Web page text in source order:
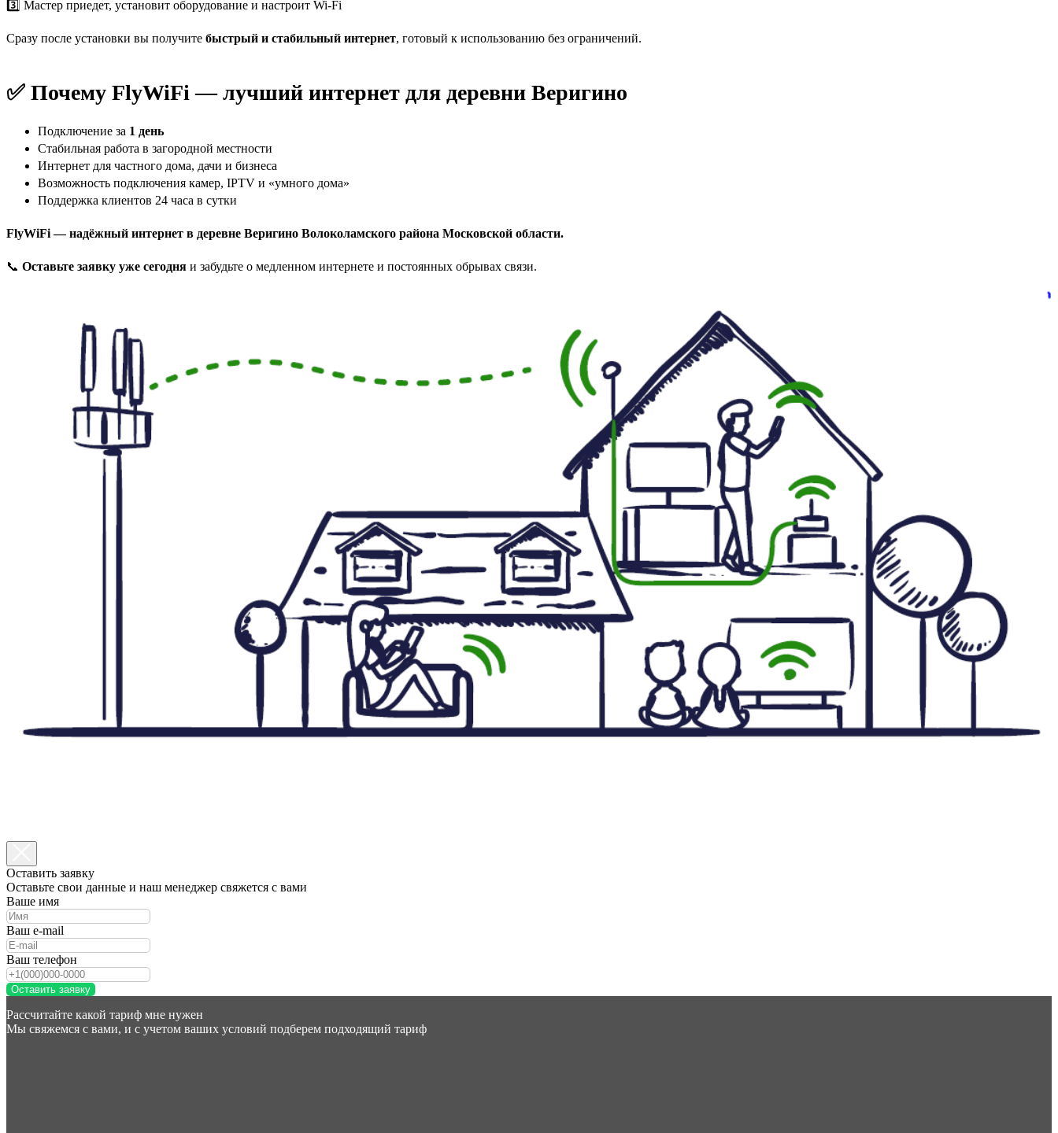
3️⃣ Мастер приедет, установит оборудование и настроит Wi-Fi
Сразу после установки вы получите быстрый и стабильный интернет, готовый к использованию без ограничений.
✅ Почему FlyWiFi — лучший интернет для деревни Веригино
Подключение за 1 день
Стабильная работа в загородной местности
Интернет для частного дома, дачи и бизнеса
Возможность подключения камер, IPTV и «умного дома»
Поддержка клиентов 24 часа в сутки
FlyWiFi — надёжный интернет в деревне Веригино Волоколамского района Московской области.
📞 Оставьте заявку уже сегодня и забудьте о медленном интернете и постоянных обрывах связи.
Оставить заявку
Оставьте свои данные и наш менеджер свяжется с вами
Ваше имя
Ваш e-mail
Ваш телефон
Оставить заявку
Рассчитайте какой тариф мне нужен
Мы свяжемся с вами, и с учетом ваших условий подберем подходящий тариф